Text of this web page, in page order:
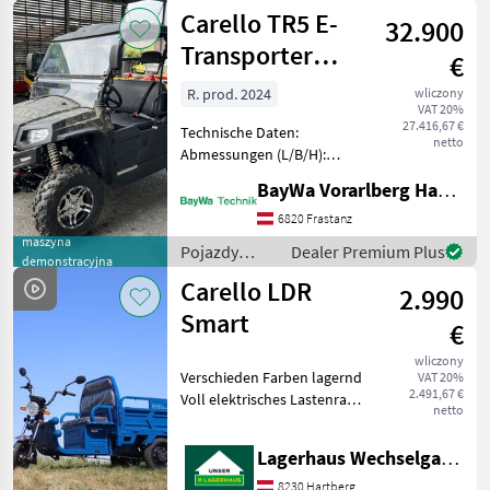
motocykle /
Carello
maszyna
demonstracyjna
Carello TR5 E-
Transporter
Allrad 15 KW
32.900
€
wliczony
VAT 20%
27.416,67 €
netto
R. prod. 2024
Technische Daten:
Abmessungen (L/B/H):
Reichweite: Bis zu 130 km
Motorleistung: 15 KW/37, 5
KW Spitzenleistung / 72V
Lithium-Batterien: 16, 5
kWh
BayWa Vorarlberg HandelsGmbH BayWa Technik
6820 Frastanz
Pojazdy
silnikowe
rolnicze /
Carello
Dealer Premium Plus
Carello LDR
Smart
2.990
€
wliczony
VAT 20%
2.491,67 €
netto
Verschieden Farben lagernd
Voll elektrisches Lastenrad,
mit Scheibenbremse
digitales Display bis zu
Lagerhaus Wechselgau reg. Gen.m.b.H.
8230 Hartberg